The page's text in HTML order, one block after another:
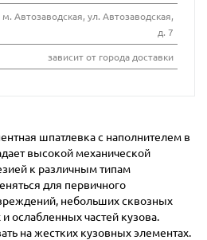
м. Автозаводская, ул. Автозаводская,
д. 7
зависит от города доставки
шпатлевка с наполнителем в
высокой механической
к различным типам
для первичного
небольших сквозных
ослабленных частей кузова.
на жестких кузовных элементах.